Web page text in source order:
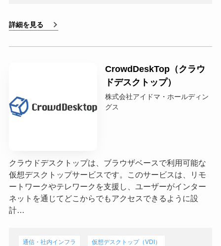
詳細を見る
CrowdDeskTop（クラウ
ドデスクトップ）
株式会社アイドマ・ホールディン
グス
クラウドデスクトップは、ブラウザベースで利用可能な
仮想デスクトップサービスです。このサービスは、リモ
ートワークやテレワークを支援し、ユーザーがインター
ネットを通じてどこからでもアクセスできるように設
計…
通信・社内インフラ 仮想デスクトップ（VDI）